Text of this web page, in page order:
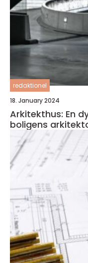
redaktionel
18. January 2024
Arkitekthus: En
boligens